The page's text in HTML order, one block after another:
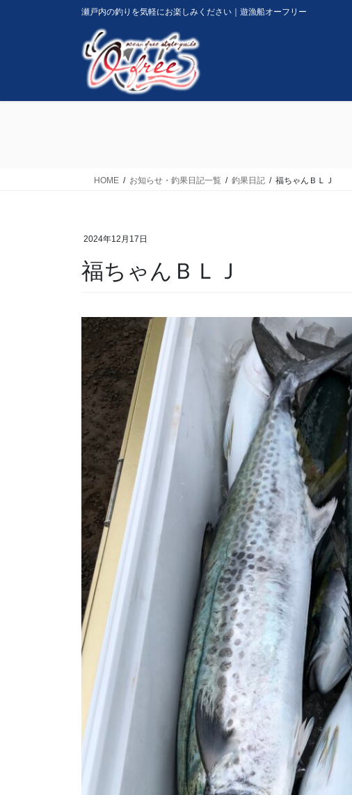
瀬戸内の釣りを気軽にお楽しみください｜遊漁船オーフリー
HOME お知らせ・釣果日記一覧 釣果日記 福ちゃんＢＬＪ
2024年12月17日
福ちゃんＢＬＪ